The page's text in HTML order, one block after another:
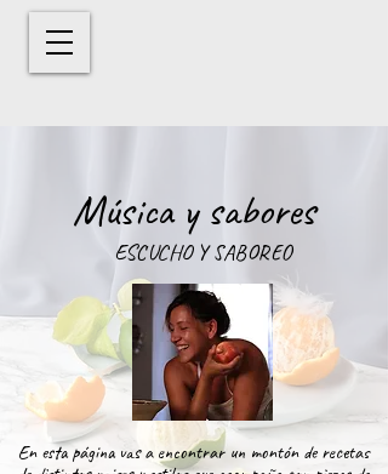
Música y sabores
ESCUCHO Y SABOREO
En esta página vas a encontrar un montón de recetas